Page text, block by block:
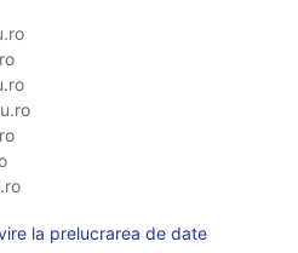
la prelucrarea de date